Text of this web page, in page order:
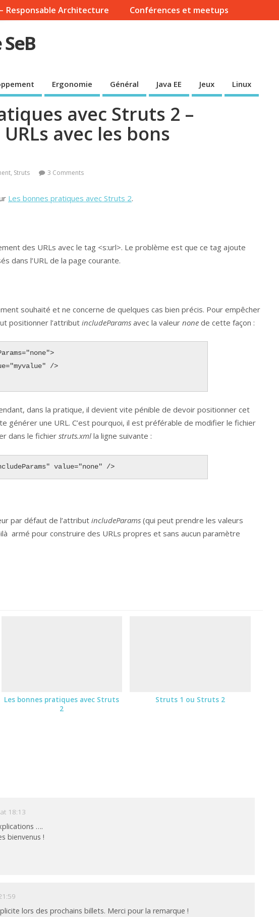
Responsable Architecture Conférences et meetups
Ergonomie Général Java EE Jeux Linux
avec Struts 2 –
avec les bons
, Struts 3 Comments
Les bonnes pratiques avec Struts 2.
des URLs avec le tag <s:url>. Le problème est que ce tag ajoute
dans l’URL de la page courante.
souhaité et ne concerne de quelques cas bien précis. Pour empêcher
positionner l’attribut includeParams avec la valeur none de cette façon :
dans la pratique, il devient vite pénible de devoir positionner cet
générer une URL. C’est pourquoi, il est préférable de modifier le fichier
dans le fichier struts.xml la ligne suivante :
value="none" />
par défaut de l’attribut includeParams (qui peut prendre les valeurs
armé pour construire des URLs propres et sans aucun paramètre
Les bonnes pratiques avec Struts
2
Struts 1 ou Struts 2
18:13
….
bienvenus !
lors des prochains billets. Merci pour la remarque !